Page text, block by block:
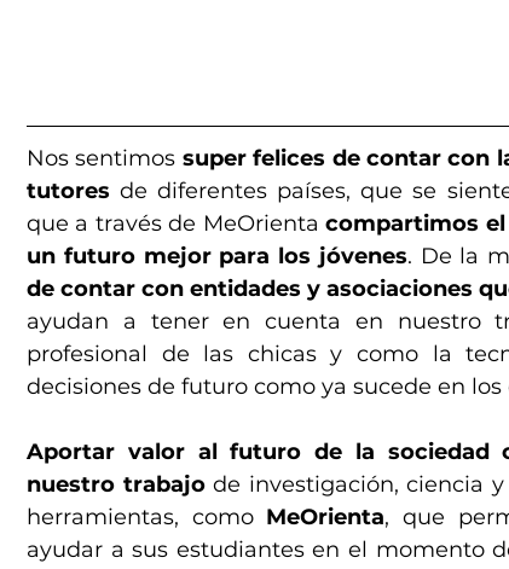
Nos sentimos super felices de contar con
tutores de diferentes países, que se
que a través de MeOrienta compartimos
un futuro mejor para los jóvenes. De la
de contar con entidades y asociaciones
ayudan a tener en cuenta en nuestro
profesional de las chicas y como la
decisiones de futuro como ya sucede en los
Aportar valor al futuro de la sociedad
nuestro trabajo de investigación, ciencia
herramientas, como MeOrienta, que
ayudar a sus estudiantes en el momento